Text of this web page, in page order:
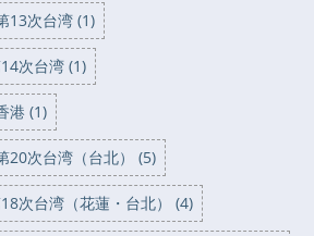
13次台湾 (1)
次台湾 (1)
港 (1)
次台湾（台北） (5)
次台湾（花蓮・台北） (4)